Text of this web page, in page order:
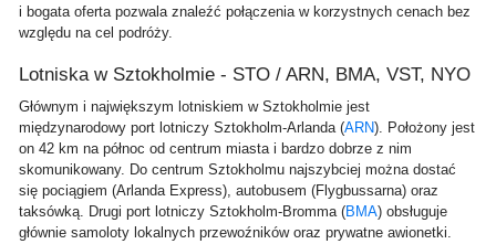
i bogata oferta pozwala znaleźć połączenia w korzystnych cenach bez
względu na cel podróży.
Lotniska w Sztokholmie - STO / ARN, BMA, VST, NYO
Głównym i największym lotniskiem w Sztokholmie jest
międzynarodowy port lotniczy Sztokholm-Arlanda (ARN). Położony jest
on 42 km na północ od centrum miasta i bardzo dobrze z nim
skomunikowany. Do centrum Sztokholmu najszybciej można dostać
się pociągiem (Arlanda Express), autobusem (Flygbussarna) oraz
taksówką. Drugi port lotniczy Sztokholm-Bromma (BMA) obsługuje
głównie samoloty lokalnych przewoźników oraz prywatne awionetki.